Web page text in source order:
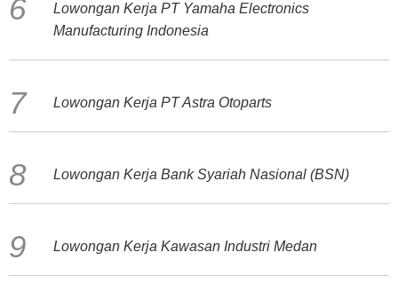
Lowongan Kerja PT Yamaha Electronics
Manufacturing Indonesia
Lowongan Kerja PT Astra Otoparts
Lowongan Kerja Bank Syariah Nasional (BSN)
Lowongan Kerja Kawasan Industri Medan